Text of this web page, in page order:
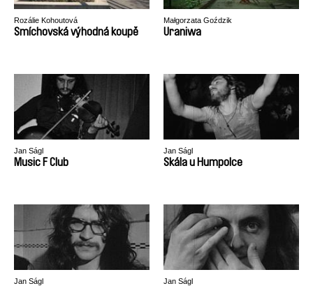
Rozálie Kohoutová
Smíchovská výhodná koupě
Małgorzata Goździk
Uraniwa
Jan Ságl
Music F Club
Jan Ságl
Skála u Humpolce
Jan Ságl Jan Ságl